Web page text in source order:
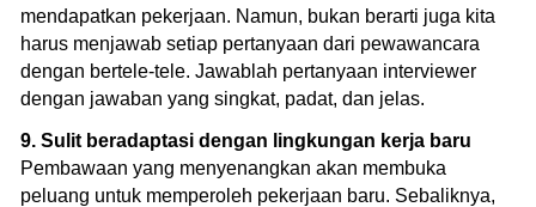
mendapatkan pekerjaan. Namun, bukan berarti juga kita
harus menjawab setiap pertanyaan dari pewawancara
dengan bertele-tele. Jawablah pertanyaan interviewer
dengan jawaban yang singkat, padat, dan jelas.
9. Sulit beradaptasi dengan lingkungan kerja baru
Pembawaan yang menyenangkan akan membuka
peluang untuk memperoleh pekerjaan baru. Sebaliknya,